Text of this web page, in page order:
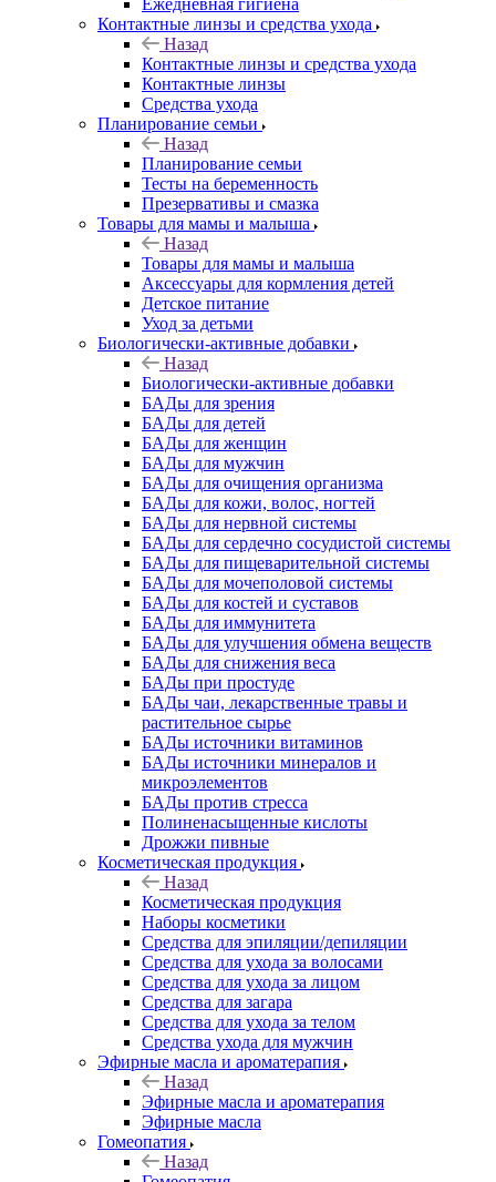
Ежедневная гигиена
Контактные линзы и средства ухода
Назад
Контактные линзы и средства ухода
Контактные линзы
Средства ухода
Планирование семьи
Назад
Планирование семьи
Тесты на беременность
Презервативы и смазка
Товары для мамы и малыша
Назад
Товары для мамы и малыша
Аксессуары для кормления детей
Детское питание
Уход за детьми
Биологически-активные добавки
Назад
Биологически-активные добавки
БАДы для зрения
БАДы для детей
БАДы для женщин
БАДы для мужчин
БАДы для очищения организма
БАДы для кожи, волос, ногтей
БАДы для нервной системы
БАДы для сердечно сосудистой системы
БАДы для пищеварительной системы
БАДы для мочеполовой системы
БАДы для костей и суставов
БАДы для иммунитета
БАДы для улучшения обмена веществ
БАДы для снижения веса
БАДы при простуде
БАДы чаи, лекарственные травы и
растительное сырье
БАДы источники витаминов
БАДы источники минералов и
микроэлементов
БАДы против стресса
Полиненасыщенные кислоты
Дрожжи пивные
Косметическая продукция
Назад
Косметическая продукция
Наборы косметики
Средства для эпиляции/депиляции
Средства для ухода за волосами
Средства для ухода за лицом
Средства для загара
Средства для ухода за телом
Средства ухода для мужчин
Эфирные масла и ароматерапия
Назад
Эфирные масла и ароматерапия
Эфирные масла
Гомеопатия
Назад